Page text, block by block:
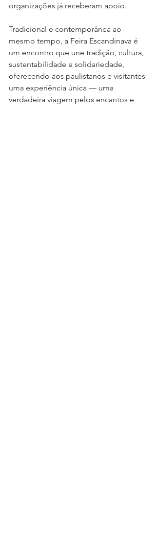
organizações já receberam apoio.
Tradicional e contemporânea ao
mesmo tempo, a Feira Escandinava é
um encontro que une tradição, cultura,
sustentabilidade e solidariedade,
oferecendo aos paulistanos e visitantes
uma experiência única — uma
verdadeira viagem pelos encantos e